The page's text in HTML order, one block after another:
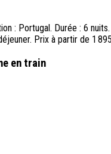
: Portugal. Durée : 6
Prix à partir de 1
en train